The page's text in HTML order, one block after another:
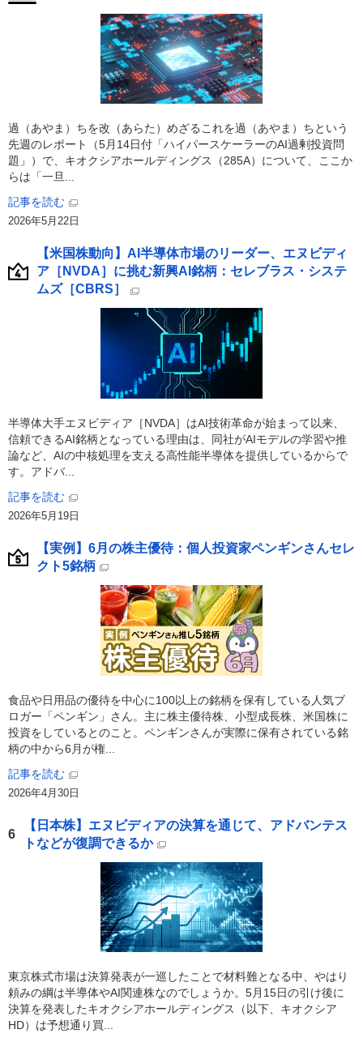
過（あやま）ちを改（あらた）めざるこれを過（あやま）ちという
先週のレポート（5月14日付「ハイパースケーラーのAI過剰投資問
題」）で、キオクシアホールディングス（285A）について、ここか
らは「一旦...
記事を読む
2026年5月22日
【米国株動向】AI半導体市場のリーダー、エヌビディ
ア［NVDA］に挑む新興AI銘柄：セレブラス・システ
ムズ［CBRS］
半導体大手エヌビディア［NVDA］はAI技術革命が始まって以来、
信頼できるAI銘柄となっている理由は、同社がAIモデルの学習や推
論など、AIの中核処理を支える高性能半導体を提供しているからで
す。アドバ...
記事を読む
2026年5月19日
【実例】6月の株主優待：個人投資家ペンギンさんセレ
クト5銘柄
食品や日用品の優待を中心に100以上の銘柄を保有している人気ブ
ロガー「ペンギン」さん。主に株主優待株、小型成長株、米国株に
投資をしているとのこと。ペンギンさんが実際に保有されている銘
柄の中から6月が権...
記事を読む
2026年4月30日
6
【日本株】エヌビディアの決算を通じて、アドバンテス
トなどが復調できるか
東京株式市場は決算発表が一巡したことで材料難となる中、やはり
頼みの綱は半導体やAI関連株なのでしょうか。5月15日の引け後に
決算を発表したキオクシアホールディングス（以下、キオクシア
HD）は予想通り買...